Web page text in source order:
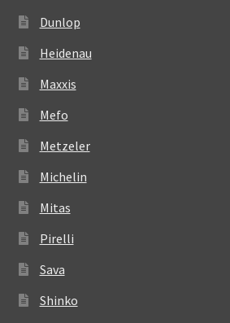
Dunlop
Heidenau
Maxxis
Mefo
Metzeler
Michelin
Mitas
Pirelli
Sava
Shinko